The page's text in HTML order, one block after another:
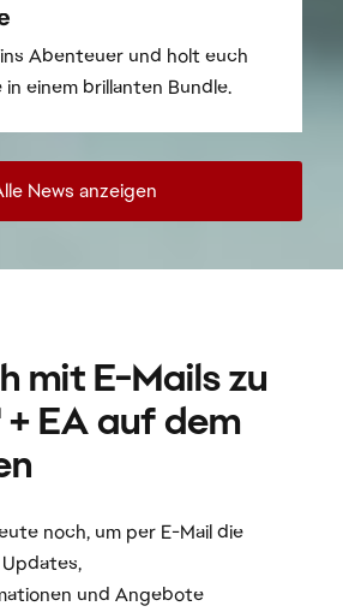
noch, um per E-Mail die
und Angebote